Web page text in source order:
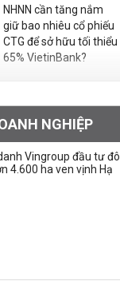
NHNN cần tăng nắm
giữ bao nhiêu cổ phiếu
CTG để sở hữu tối thiểu
65% VietinBank?
62.000 tỷ đồng tiền
mặt, ngang ngửa MWG
NGHIỆP
Vingroup đầu tư đô
4.600 ha ven vịnh Hạ